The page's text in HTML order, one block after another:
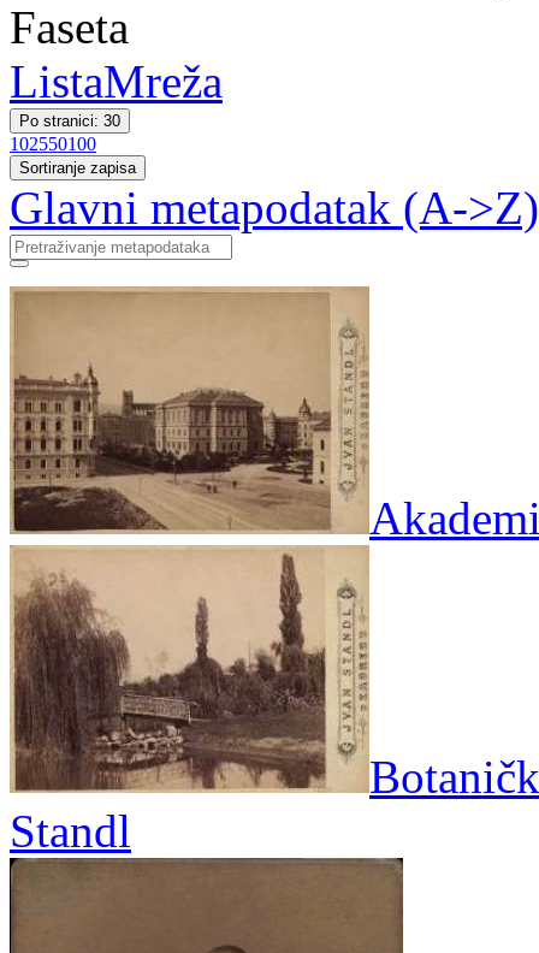
Faseta
ListaMreža
Po stranici: 30
102550100
Sortiranje zapisa
Glavni metapodatak (A->Z)
Standl